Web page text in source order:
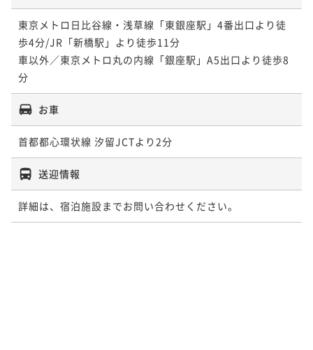
東京メトロ日比谷線・浅草線「東銀座駅」4番出口より徒
歩4分/JR「新橋駅」より徒歩11分
車以外／東京メトロ丸の内線「銀座駅」A5出口より徒歩8
分
お車
首都都心環状線 汐留JCTより2分
送迎情報
詳細は、宿泊施設までお問い合わせください。